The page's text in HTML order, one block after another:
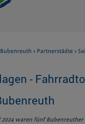
> Partnerstädte >
-
2024 waren fünf